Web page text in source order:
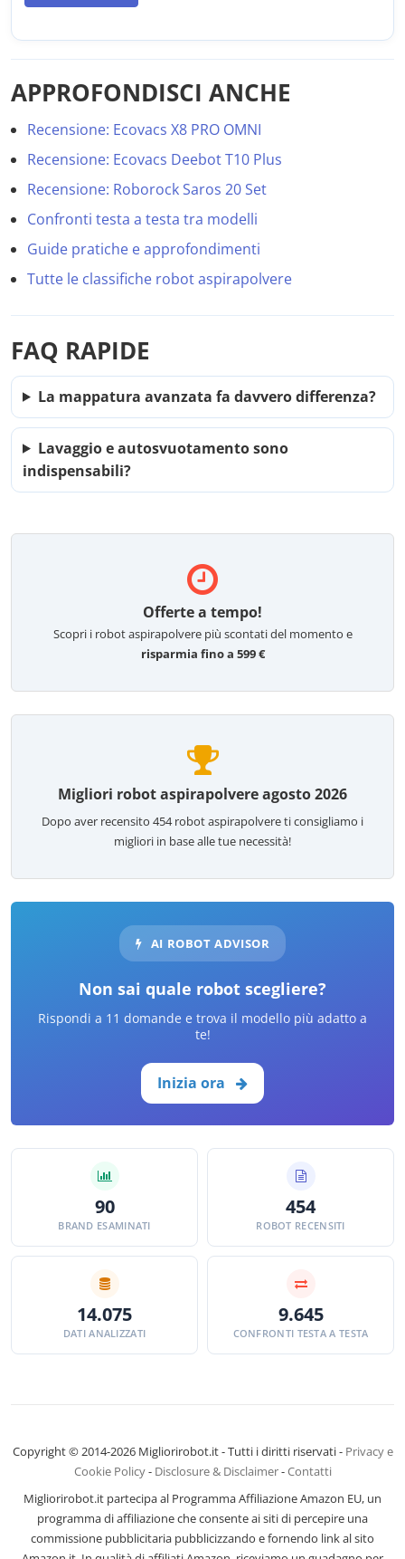
APPROFONDISCI ANCHE
Recensione: Ecovacs X8 PRO OMNI
Recensione: Ecovacs Deebot T10 Plus
Recensione: Roborock Saros 20 Set
Confronti testa a testa tra modelli
Guide pratiche e approfondimenti
Tutte le classifiche robot aspirapolvere
FAQ RAPIDE
La mappatura avanzata fa davvero differenza?
Lavaggio e autosvuotamento sono
indispensabili?
Offerte a tempo!
Scopri i robot aspirapolvere più scontati del momento e
risparmia fino a 599 €
Migliori robot aspirapolvere agosto 2026
Dopo aver recensito 454robot aspirapolvere ti consigliamo i
migliori in base alle tue necessità!
AI ROBOT ADVISOR
Non sai quale robot scegliere?
Rispondi a 11 domande e trova il modello più adatto a
te!
Inizia ora
90
BRAND ESAMINATI
454
ROBOT RECENSITI
14.075
DATI ANALIZZATI
9.645
CONFRONTI TESTA A TESTA
Copyright © 2014-2026 Migliorirobot.it - Tutti i diritti riservati - Privacy e
Cookie Policy- Disclosure & Disclaimer-Contatti
Migliorirobot.it partecipa al Programma Affiliazione Amazon EU, un
programma di affiliazione che consente ai siti di percepire una
commissione pubblicitaria pubblicizzando e fornendo link al sito